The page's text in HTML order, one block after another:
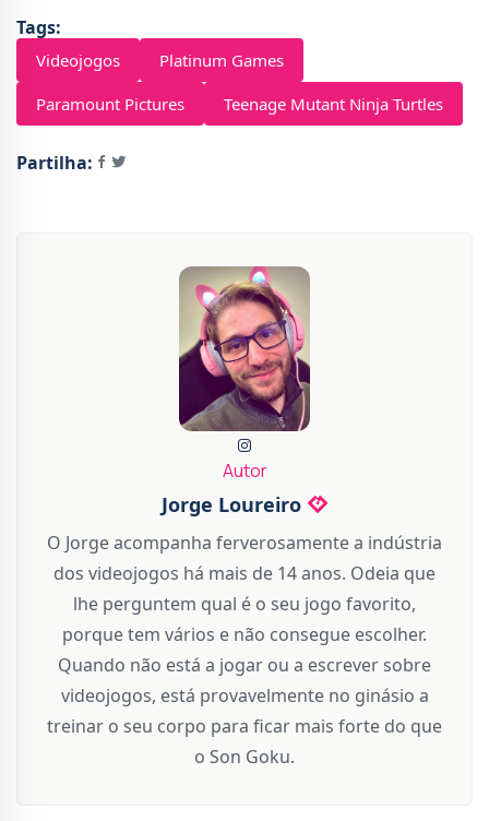
Tags:
Videojogos
Platinum Games
Paramount Pictures
Teenage Mutant Ninja Turtles
Partilha:
Autor
Jorge Loureiro
O Jorge acompanha ferverosamente a indústria
dos videojogos há mais de 14 anos. Odeia que
lhe perguntem qual é o seu jogo favorito,
porque tem vários e não consegue escolher.
Quando não está a jogar ou a escrever sobre
videojogos, está provavelmente no ginásio a
treinar o seu corpo para ficar mais forte do que
o Son Goku.